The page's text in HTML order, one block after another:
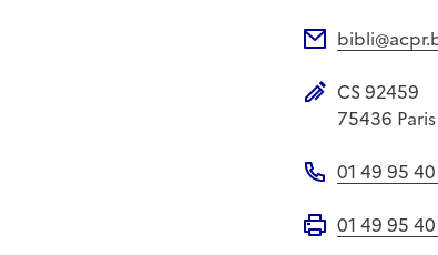
Adresse postale
CS 92459
75436
01 49 95
01 49 95